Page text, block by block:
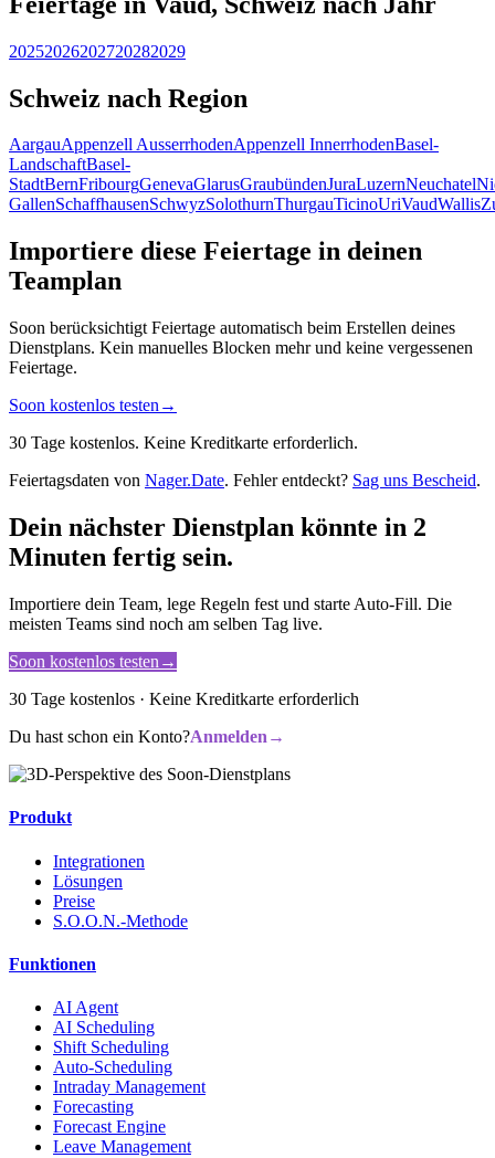
20252026202720282029
Schweiz nach Region
AargauAppenzell AusserrhodenAppenzell InnerrhodenBasel-
LandschaftBasel-
StadtBernFribourgGenevaGlarusGraubündenJuraLuzernNeuchatel
GallenSchaffhausenSchwyzSolothurnThurgauTicinoUriVaudWallis
Importiere diese Feiertage in deinen
Teamplan
Soon berücksichtigt Feiertage automatisch beim Erstellen deines
Dienstplans. Kein manuelles Blocken mehr und keine vergessenen
Feiertage.
Soon kostenlos testen →
30 Tage kostenlos. Keine Kreditkarte erforderlich.
Feiertagsdaten von Nager.Date. Fehler entdeckt? Sag uns Bescheid.
Dein nächster Dienstplan könnte in 2
Minuten fertig sein.
Importiere dein Team, lege Regeln fest und starte Auto-Fill. Die
meisten Teams sind noch am selben Tag live.
Soon kostenlos testen →
30 Tage kostenlos · Keine Kreditkarte erforderlich
Du hast schon ein Konto?Anmelden →
Produkt
Integrationen
Lösungen
Preise
S.O.O.N.-Methode
Funktionen
AI Agent
AI Scheduling
Shift Scheduling
Auto-Scheduling
Intraday Management
Forecasting
Forecast Engine
Leave Management